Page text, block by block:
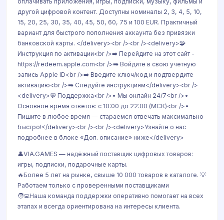
другой цифровой контент. Доступны номиналы 2, 3, 4, 5, 10,
15, 20, 25, 30, 35, 40, 45, 50, 60, 75 и 100 EUR. Практичный
вариант для быстрого пополнения аккаунта без привязки
банковской карты. </delivery><br /><br /><delivery>🧩
Инструкция по активации<br />➡️ Перейдите на этот сайт -
https://redeem.apple.com<br />➡️ Войдите в свою учетную
запись Apple ID<br />➡️ Введите ключ/код и подтвердите
активацию<br />➡️ Следуйте инструкциям</delivery><br />
<delivery>💬 Поддержка<br />• Мы онлайн 24/7<br />•
Основное время ответов: с 10:00 до 22:00 (МСК)<br />•
Пишите в любое время — стараемся отвечать максимально
быстро!</delivery><br /><br /><delivery>Узнайте о нас
подробнее в блоке «Доп. описание» ниже</delivery>
👤VIA.GAMES — надёжный поставщик цифровых товаров:
игры, подписки, подарочные карты.
🔥Более 5 лет на рынке, свыше 10 000 товаров в каталоге. 💡
Работаем только с проверенными поставщиками
🧑‍💻Наша команда поддержки оперативно помогает на всех
этапах и всегда ориентирована на интересы клиента.